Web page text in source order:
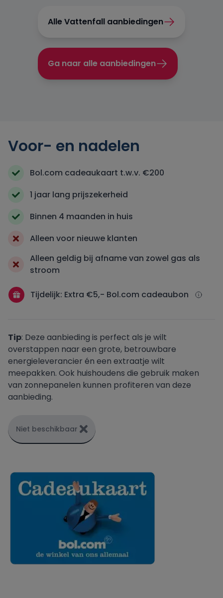
Gewoon Energie
Greenchoice
Innova Energie
Powerpeers
Pure Energie
UnitedConsumers
Vandebron
Vattenfall
Alle Vattenfall aanbiedingen
Ga naar alle aanbiedingen
Voor- en nadelen
Bol.com cadeaukaart t.w.v. €200
1 jaar lang prijszekerheid
Binnen 4 maanden in huis
Alleen voor nieuwe klanten
Alleen geldig bij afname van zowel gas als
stroom
Tijdelijk: Extra €5,- Bol.com cadeaubon
Tip: Deze aanbieding is perfect als je wilt
overstappen naar een grote, betrouwbare
energieleverancier én een extraatje wilt
meepakken. Ook huishoudens die gebruik maken
van zonnepanelen kunnen profiteren van deze
aanbieding.
Niet beschikbaar